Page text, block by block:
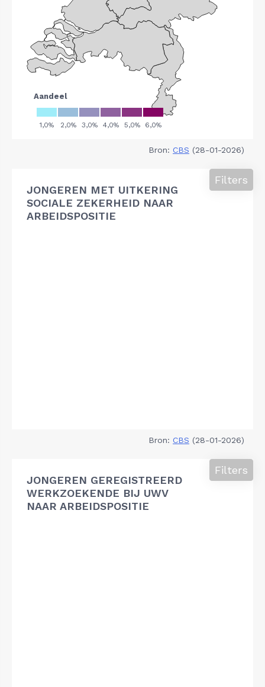
Bron: CBS (28-01-2026)
JONGEREN MET UITKERING
SOCIALE ZEKERHEID NAAR
ARBEIDSPOSITIE
Filters
Bron: CBS (28-01-2026)
JONGEREN GEREGISTREERD
WERKZOEKENDE BIJ UWV
NAAR ARBEIDSPOSITIE
Filters